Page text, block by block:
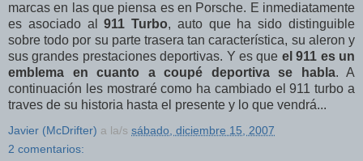
marcas en las que piensa es en Porsche. E inmediatamente
es asociado al911 Turbo, auto que ha sido distinguible
sobre todo por su parte trasera tan característica, su aleron y
sus grandes prestaciones deportivas. Y es que el 911 es un
emblema en cuanto a coupé deportiva se habla. A
continuación les mostraré como ha cambiado el 911 turbo a
traves de su historia hasta el presente y lo que vendrá...
Javier (McDrifter) a la/s sábado, diciembre 15, 2007
2 comentarios: